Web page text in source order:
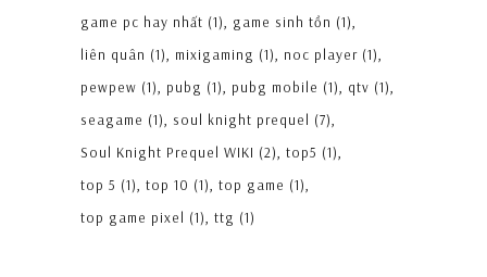
game pc hay nhất (1) game sinh tồn (1)
liên quân (1) mixigaming (1) noc player (1)
pewpew (1) pubg (1) pubg mobile (1) qtv (1)
seagame (1) soul knight prequel (7)
Soul Knight Prequel WIKI (2) top5 (1)
top 5 (1) top 10 (1) top game (1)
top game pixel (1) ttg (1)